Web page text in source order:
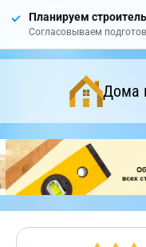
Планируем
Согласовываем
Дома